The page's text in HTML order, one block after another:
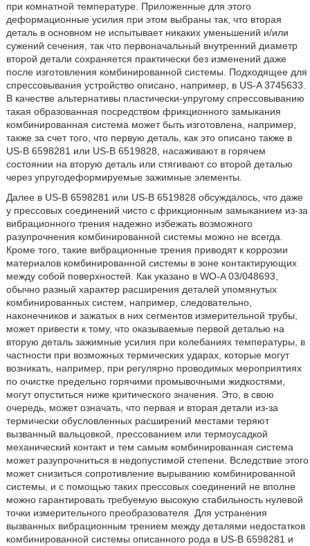
при комнатной температуре. Приложенные для этого
деформационные усилия при этом выбраны так, что вторая
деталь в основном не испытывает никаких уменьшений и/или
сужений сечения, так что первоначальный внутренний диаметр
второй детали сохраняется практически без изменений даже
после изготовления комбинированной системы. Подходящее для
спрессовывания устройство описано, например, в US-A 3745633.
В качестве альтернативы пластически-упругому спрессовыванию
такая образованная посредством фрикционного замыкания
комбинированная система может быть изготовлена, например,
также за счет того, что первую деталь, как это описано также в
US-B 6598281 или US-B 6519828, насаживают в горячем
состоянии на вторую деталь или стягивают со второй деталью
через упругодеформируемые зажимные элементы.
Далее в US-B 6598281 или US-B 6519828 обсуждалось, что даже
у прессовых соединений чисто с фрикционным замыканием из-за
вибрационного трения надежно избежать возможного
разупрочнения комбинированной системы можно не всегда.
Кроме того, такие вибрационные трения приводят к коррозии
материалов комбинированной системы в зоне контактирующих
между собой поверхностей. Как указано в WO-A 03/048693,
обычно разный характер расширения деталей упомянутых
комбинированных систем, например, следовательно,
наконечников и зажатых в них сегментов измерительной трубы,
может привести к тому, что оказываемые первой деталью на
вторую деталь зажимные усилия при колебаниях температуры, в
частности при возможных термических ударах, которые могут
возникать, например, при регулярно проводимых мероприятиях
по очистке предельно горячими промывочными жидкостями,
могут опуститься ниже критического значения. Это, в свою
очередь, может означать, что первая и вторая детали из-за
термически обусловленных расширений местами теряют
вызванный вальцовкой, прессованием или термоусадкой
механический контакт и тем самым комбинированная система
может разупрочниться в недопустимой степени. Вследствие этого
может снизиться сопротивление вырыванию комбинированной
системы, и с помощью таких прессовых соединений не вполне
можно гарантировать требуемую высокую стабильность нулевой
точки измерительного преобразователя. Для устранения
вызванных вибрационным трением между деталями недостатков
комбинированной системы описанного рода в US-B 6598281 и